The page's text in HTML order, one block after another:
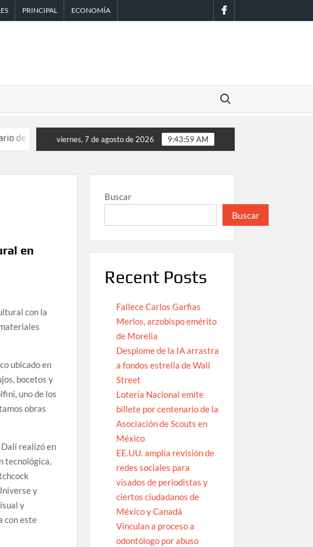
PRINCIPAL ECONOMÍA facebook
Buscar:
de Scouts en México EE.UU. amplía revisión de redes sociales
viernes, 7 de agosto de 2026 9:44:00 AM
en
con la
ubicado en
bocetos y
uno de los
obras
Dalí realizó en
tecnológica,
y
y
con este
Buscar
Buscar
Recent Posts
Fallece Carlos Garfias
Merlos, arzobispo emérito
de Morelia
Desplome de la IA arrastra
a fondos estrella de Wall
Street
Lotería Nacional emite
billete por centenario de la
Asociación de Scouts en
México
EE.UU. amplía revisión de
redes sociales para
visados de periodistas y
ciertos ciudadanos de
México y Canadá
Vinculan a proceso a
odontólogo por abuso